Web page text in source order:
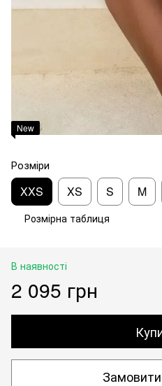
New
Розміри
XXS XS S M
Розмірна таблиця
В наявності
2 095 грн